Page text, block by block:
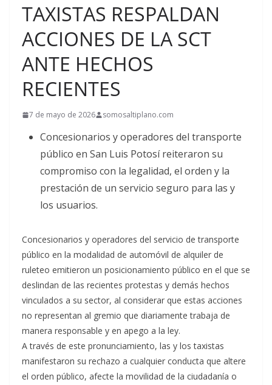
TAXISTAS RESPALDAN
ACCIONES DE LA SCT
ANTE HECHOS
RECIENTES
7 de mayo de 2026 somosaltiplano.com
Concesionarios y operadores del transporte
público en San Luis Potosí reiteraron su
compromiso con la legalidad, el orden y la
prestación de un servicio seguro para las y
los usuarios.
Concesionarios y operadores del servicio de transporte
público en la modalidad de automóvil de alquiler de
ruleteo emitieron un posicionamiento público en el que se
deslindan de las recientes protestas y demás hechos
vinculados a su sector, al considerar que estas acciones
no representan al gremio que diariamente trabaja de
manera responsable y en apego a la ley.
A través de este pronunciamiento, las y los taxistas
manifestaron su rechazo a cualquier conducta que altere
el orden público, afecte la movilidad de la ciudadanía o